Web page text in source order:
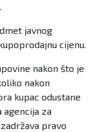
javnog
cijenu.
nakon što je
nakon
kupac odustane
agencija za
pravo